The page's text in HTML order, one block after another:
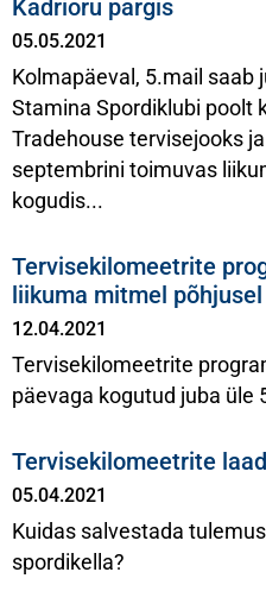
Kadrioru pargis
05.05.2021
Kolmapäeval, 5.mail saab
Stamina Spordiklubi poolt
Tradehouse tervisejooks
septembrini toimuvas
kogudis...
Tervisekilomeetrite
liikuma mitmel põhjusel
12.04.2021
Tervisekilomeetrite
päevaga kogutud juba üle
Tervisekilomeetrite
05.04.2021
Kuidas salvestada
spordikella?